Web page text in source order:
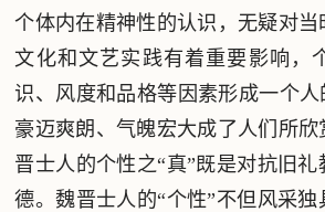
个体内在精神性的认识，无疑对
文化和文艺实践有着重要影响，
识、风度和品格等因素形成一个人
豪迈爽朗、气魄宏大成了人们所
晋士人的个性之“真”既是对抗旧
德。魏晋士人的“个性”不但风采